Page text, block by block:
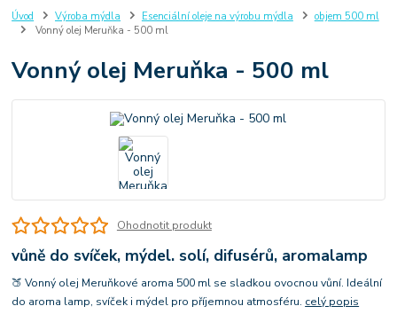
Úvod Výroba mýdla Esenciální oleje na výrobu mýdla
objem 500 ml
Vonný olej Meruňka - 500 ml
Vonný olej Meruňka - 500 ml
Ohodnotit produkt
vůně do svíček, mýdel. solí, difusérů, aromalamp
🍑 Vonný olej Meruňkové aroma 500 ml se sladkou ovocnou vůní. Ideální
do aroma lamp, svíček i mýdel pro příjemnou atmosféru. celý popis